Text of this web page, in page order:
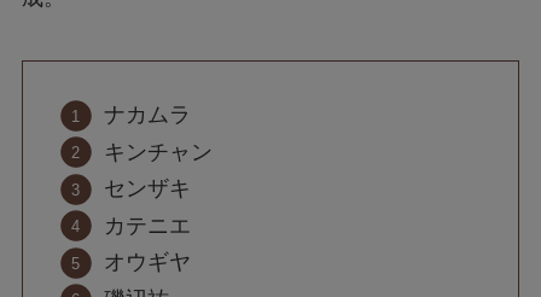
ナカムラ
キンチャン
センザキ
カテニエ
オウギヤ
磯辺祐